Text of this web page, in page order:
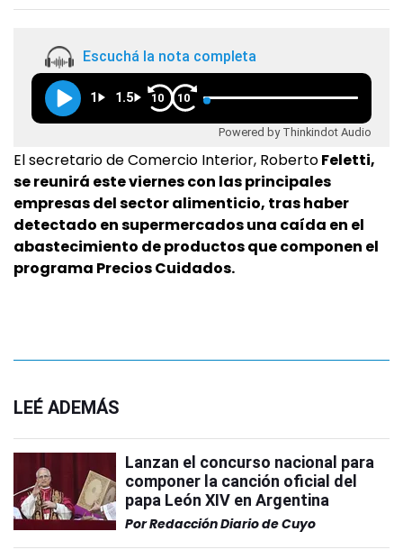
Escuchá la nota completa
1 1.5 10 10
Powered by Thinkindot Audio
El secretario de Comercio Interior, RobertoFeletti,
se reunirá este viernes con las principales
empresas del sector alimenticio, tras haber
detectado en supermercados una caída en el
abastecimiento de productos que componen el
programa Precios Cuidados.
LEÉ ADEMÁS
Lanzan el concurso nacional para
componer la canción oficial del
papa León XIV en Argentina
PorRedacción Diario de Cuyo